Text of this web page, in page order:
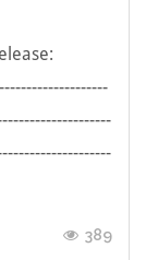
389